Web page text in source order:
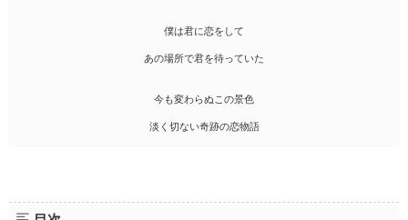
僕は君に恋をして
あの場所で君を待っていた
今も変わらぬこの景色
淡く切ない奇跡の恋物語